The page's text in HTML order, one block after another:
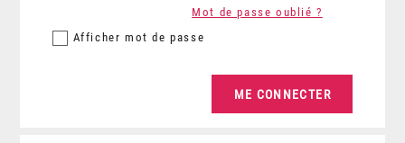
Afficher mot de passe
Mot de passe oublié ?